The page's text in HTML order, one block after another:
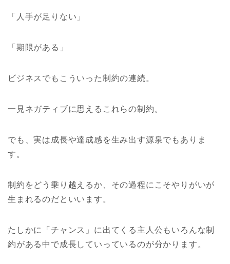
「人手が足りない」
「期限がある」
ビジネスでもこういった制約の連続。
一見ネガティブに思えるこれらの制約。
でも、実は成長や達成感を生み出す源泉でもありま
す。
制約をどう乗り越えるか、その過程にこそやりがいが
生まれるのだといいます。
たしかに「チャンス」に出てくる主人公もいろんな制
約がある中で成長していっているのが分かります。